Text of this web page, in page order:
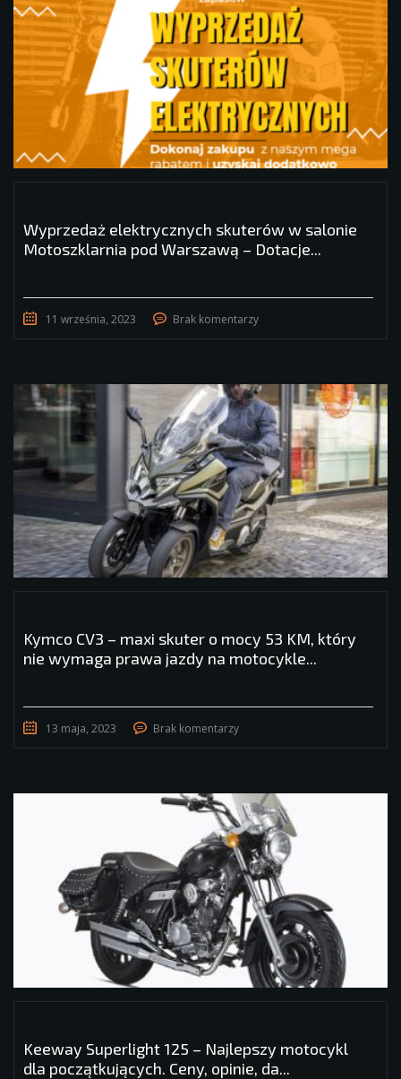
Wyprzedaż elektrycznych skuterów w salonie
Motoszklarnia pod Warszawą – Dotacje...
11 września, 2023 Brak komentarzy
Kymco CV3 – maxi skuter o mocy 53 KM, który
nie wymaga prawa jazdy na motocykle...
13 maja, 2023 Brak komentarzy
Keeway Superlight 125 – Najlepszy motocykl
dla początkujących. Ceny, opinie, da...